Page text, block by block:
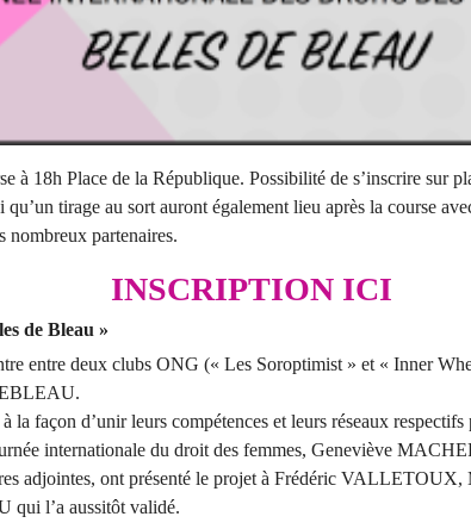
à 18h Place de la République. Possibilité de s’inscrire sur
tirage au sort auront également lieu après la course
nombreux partenaires.
INSCRIPTION ICI
de Bleau »
entre deux clubs ONG (« Les Soroptimist » et « Inner
la façon d’unir leurs compétences et leurs réseaux
internationale du droit des femmes, Geneviève
adjointes, ont présenté le projet à Frédéric VALLETOUX,
l’a aussitôt validé.